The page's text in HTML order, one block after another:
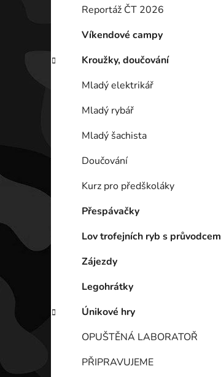
e
Reportáž ČT 2026
Víkendové campy
Kroužky, doučování
Mladý elektrikář
Mladý rybář
Mladý šachista
Doučování
Kurz pro předškoláky
Přespávačky
Lov trofejních ryb s průvodcem
Zájezdy
Legohrátky
Únikové hry
OPUŠTĚNÁ LABORATOŘ
PŘIPRAVUJEME